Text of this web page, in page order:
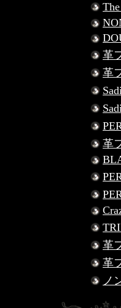
革
革
革
革
革
ノ